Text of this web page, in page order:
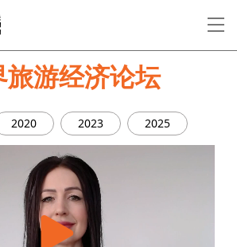
旅游经济论坛
2020 2023 2025